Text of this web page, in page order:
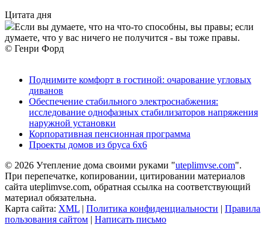
Цитата дня
Если вы думаете, что на что-то способны, вы правы; если
думаете, что у вас ничего не получится - вы тоже правы.
© Генри Форд
Поднимите комфорт в гостиной: очарование угловых
диванов
Обеспечение стабильного электроснабжения:
исследование однофазных стабилизаторов напряжения
наружной установки
Корпоративная пенсионная программа
Проекты домов из бруса 6х6
© 2026 Утепление дома своими руками "uteplimvse.com".
При перепечатке, копировании, цитировании материалов
сайта uteplimvse.com, обратная ссылка на соответствующий
материал обязательна.
Карта сайта: XML | Политика конфиденциальности | Правила
пользования сайтом | Написать письмо